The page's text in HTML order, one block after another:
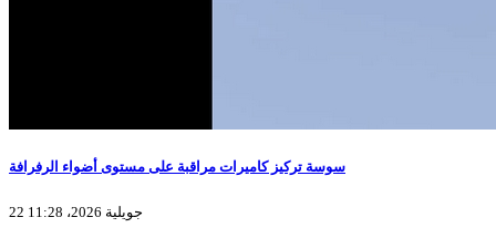
سوسة تركيز كاميرات مراقبة على مستوى أضواء الرفرافة
22 جويلية 2026، 11:28